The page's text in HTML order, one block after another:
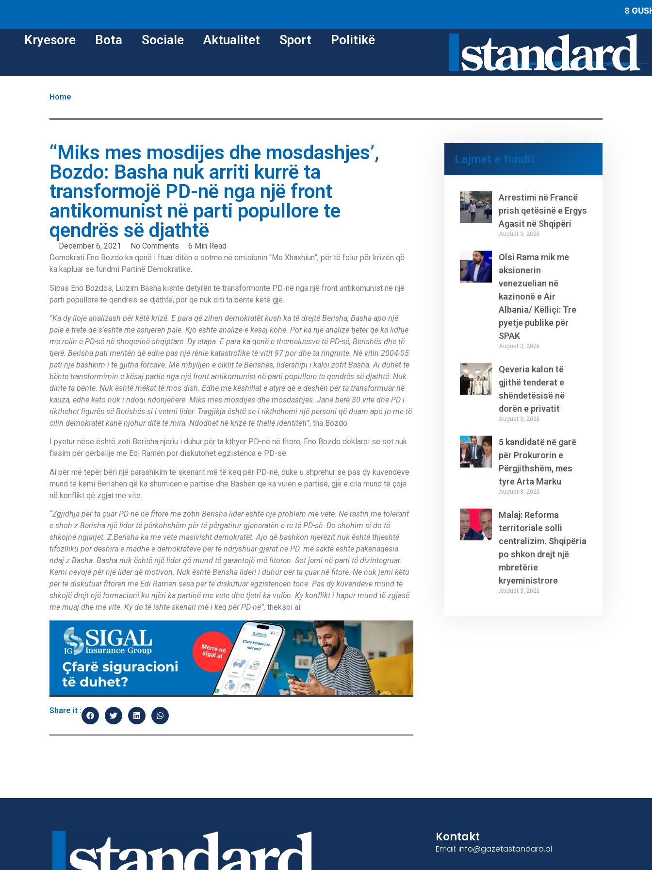
8
Kryesore Bota Sociale Aktualitet Sport Politikë
Home
“Miks mes mosdijes dhe mosdashjes’,
Bozdo: Basha nuk arriti kurrë ta
transformojë PD-në nga një front
antikomunist në parti popullore te
qendrës së djathtë
December 6, 2021 No Comments
6 Min Read
Demokrati Eno Bozdo ka qenë i ftuar ditën e sotme në emisionin “Me Xhaxhiun”, për të folur për krizën që
ka kapluar së fundmi Partinë Demokratike.
Sipas Eno Bozdos, Lulzim Basha kishte detyrën të transformonte PD-në nga një front antikomunist në një
parti popullore të qendrës së djathtë, por që nuk diti ta bënte këtë gjë.
“Ka dy lloje analizash për këtë krizë. E para që zihen demokratët kush ka të drejtë Berisha, Basha apo një
palë e tretë që s’është me asnjërën palë. Kjo është analizë e kësaj kohe. Por ka një analizë tjetër që ka lidhje
me rolin e PD-së në shoqerinë shqiptare. Dy etapa. E para ka qenë e themeluesve të PD-së, Berishës dhe të
tjerë. Berisha pati meritën që edhe pas një rënie katastrofike të vitit 97 por dhe ta ringrinte. Në vitin 2004-05
pati një bashkim i të gjitha forcave. Me mbylljen e ciklit të Berishës, lidershipi i kaloi zotit Basha. Ai duhet të
bënte transformimin e kësaj partie nga një front antikomunist në parti popullore te qendrës së djathtë. Nuk
dinte ta bënte. Nuk është mëkat të mos dish. Edhe me këshillat e atyre që e deshën për ta transformuar në
kauza, edhe këto nuk i ndoqi ndonjëherë. Miks mes mosdijes dhe mosdashjes. Janë bërë 30 vite dhe PD i
rikthehet figurës së Berishës si i vetmi lider. Tragjikja është se i rikthehemi një personi që duam apo jo me të
cilin demokratët kanë njohur ditë të mira. Ndodhet në krizë të thellë identiteti”, tha Bozdo.
I pyetur nëse është zoti Berisha njeriu i duhur për ta kthyer PD-në në fitore, Eno Bozdo deklaroi se sot nuk
flasim për përballje me Edi Ramën por diskutohet egzistenca e PD-së.
Ai për më tepër bëri një parashikim të skenarit më të keq për PD-në, duke u shprehur se pas dy kuvendeve
mund të kemi Berishën që ka shumicën e partisë dhe Bashën që ka vulën e partisë, gjë e cila mund të çojë
në konflikt që zgjat me vite.
“Zgjidhja për ta çuar PD-në në fitore me zotin Berisha lider është një problem më vete. Në rastin më tolerant
e shoh z.Berisha një lider të përkohshëm për të përgatitur gjeneratën e re të PD-së. Do shohim si do të
shkojnë ngjarjet. Z.Berisha ka me vete masivisht demokratët. Ajo që bashkon njerëzit nuk është thjeshtë
tifozlliku por dëshira e madhe e demokratëve për të ndryshuar gjërat në PD. më saktë është pakënaqësia
ndaj z.Basha. Basha nuk është një lider që mund të garantojë më fitoren. Sot jemi në parti të dizintegruar.
Kemi nevojë për një lider që motivon. Nuk është Berisha lideri i duhur për ta çuar në fitore. Ne nuk jemi këtu
për të diskutuar fitoren me Edi Ramën sesa për të diskutuar egzistencën tonë. Pas dy kuvendeve mund të
shkojë drejt një formacioni ku njëri ka partinë me vete dhe tjetri ka vulën. Ky konflikt i hapur mund të zgjasë
me muaj dhe me vite. Ky do të ishte skenari më i keq për PD-në”, theksoi ai.
Share it :
Lajmet e fundit
Arrestimi në Francë
prish qetësinë e Ergys
Agasit në Shqipëri
August 3, 2026
Olsi Rama mik me
aksionerin
venezuelian në
kazinonë e Air
Albania/ Këlliçi: Tre
pyetje publike për
SPAK
August 3, 2026
Qeveria kalon të
gjithë tenderat e
shëndetësisë në
dorën e privatit
August 3, 2026
5 kandidatë në garë
për Prokurorin e
Përgjithshëm, mes
tyre Arta Marku
August 3, 2026
Malaj: Reforma
territoriale solli
centralizim. Shqipëria
po shkon drejt një
mbretërie
kryeministrore
August 3, 2026
Kontakt
Email: info@gazetastandard.al